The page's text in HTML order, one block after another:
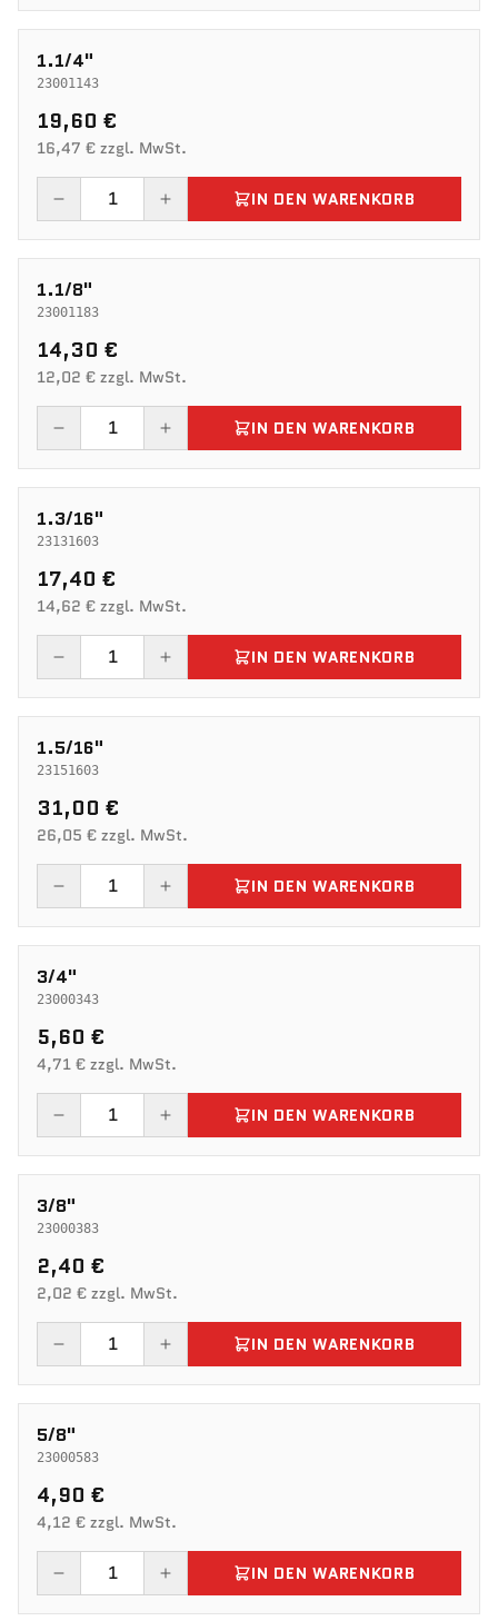
1.1/4"
23001143
19,60 €
16,47 € zzgl. MwSt.
IN DEN WARENKORB
1.1/8"
23001183
14,30 €
12,02 € zzgl. MwSt.
IN DEN WARENKORB
1.3/16"
23131603
17,40 €
14,62 € zzgl. MwSt.
IN DEN WARENKORB
1.5/16"
23151603
31,00 €
26,05 € zzgl. MwSt.
IN DEN WARENKORB
3/4"
23000343
5,60 €
4,71 € zzgl. MwSt.
IN DEN WARENKORB
3/8"
23000383
2,40 €
2,02 € zzgl. MwSt.
IN DEN WARENKORB
5/8"
23000583
4,90 €
4,12 € zzgl. MwSt.
IN DEN WARENKORB